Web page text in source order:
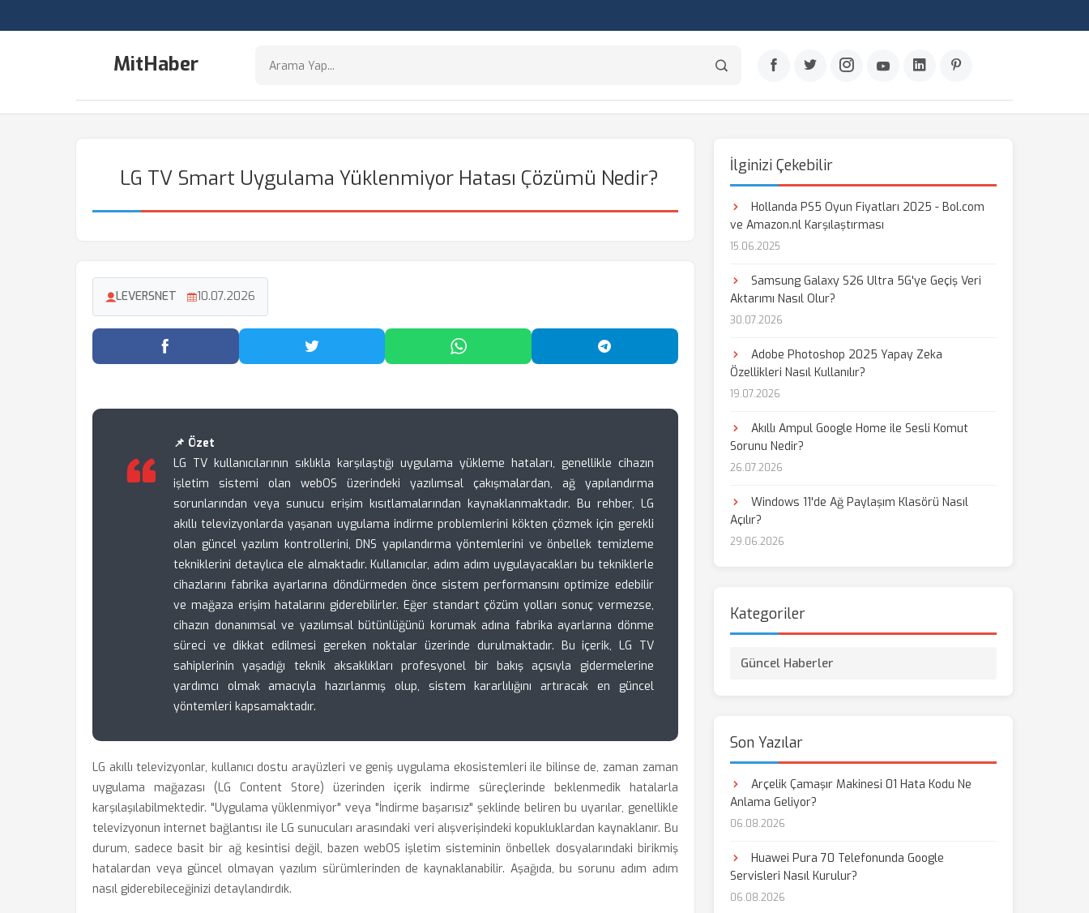
MitHaber
LG TV Smart Uygulama Yüklenmiyor Hatası Çözümü Nedir?
LEVERSNET 10.07.2026
Facebook'ta Paylaş Twitter'da Paylaş WhatsApp'ta Paylaş Telegram'da Paylaş
📌 Özet
LG TV kullanıcılarının sıklıkla karşılaştığı uygulama yükleme hataları, genellikle cihazın
işletim sistemi olan webOS üzerindeki yazılımsal çakışmalardan, ağ yapılandırma
sorunlarından veya sunucu erişim kısıtlamalarından kaynaklanmaktadır. Bu rehber, LG
akıllı televizyonlarda yaşanan uygulama indirme problemlerini kökten çözmek için gerekli
olan güncel yazılım kontrollerini, DNS yapılandırma yöntemlerini ve önbellek temizleme
tekniklerini detaylıca ele almaktadır. Kullanıcılar, adım adım uygulayacakları bu tekniklerle
cihazlarını fabrika ayarlarına döndürmeden önce sistem performansını optimize edebilir
ve mağaza erişim hatalarını giderebilirler. Eğer standart çözüm yolları sonuç vermezse,
cihazın donanımsal ve yazılımsal bütünlüğünü korumak adına fabrika ayarlarına dönme
süreci ve dikkat edilmesi gereken noktalar üzerinde durulmaktadır. Bu içerik, LG TV
sahiplerinin yaşadığı teknik aksaklıkları profesyonel bir bakış açısıyla gidermelerine
yardımcı olmak amacıyla hazırlanmış olup, sistem kararlılığını artıracak en güncel
yöntemleri kapsamaktadır.
LG akıllı televizyonlar, kullanıcı dostu arayüzleri ve geniş uygulama ekosistemleri ile bilinse de, zaman zaman
uygulama mağazası (LG Content Store) üzerinden içerik indirme süreçlerinde beklenmedik hatalarla
karşılaşılabilmektedir. "Uygulama yüklenmiyor" veya "İndirme başarısız" şeklinde beliren bu uyarılar, genellikle
televizyonun internet bağlantısı ile LG sunucuları arasındaki veri alışverişindeki kopukluklardan kaynaklanır. Bu
durum, sadece basit bir ağ kesintisi değil, bazen webOS işletim sisteminin önbellek dosyalarındaki birikmiş
hatalardan veya güncel olmayan yazılım sürümlerinden de kaynaklanabilir. Aşağıda, bu sorunu adım adım
nasıl giderebileceğinizi detaylandırdık.
İlginizi Çekebilir
Hollanda PS5 Oyun Fiyatları 2025 - Bol.com
ve Amazon.nl Karşılaştırması
15.06.2025
Samsung Galaxy S26 Ultra 5G'ye Geçiş Veri
Aktarımı Nasıl Olur?
30.07.2026
Adobe Photoshop 2025 Yapay Zeka
Özellikleri Nasıl Kullanılır?
19.07.2026
Akıllı Ampul Google Home ile Sesli Komut
Sorunu Nedir?
26.07.2026
Windows 11'de Ağ Paylaşım Klasörü Nasıl
Açılır?
29.06.2026
Kategoriler
Güncel Haberler
Son Yazılar
Arçelik Çamaşır Makinesi 01 Hata Kodu Ne
Anlama Geliyor?
06.08.2026
Huawei Pura 70 Telefonunda Google
Servisleri Nasıl Kurulur?
06.08.2026